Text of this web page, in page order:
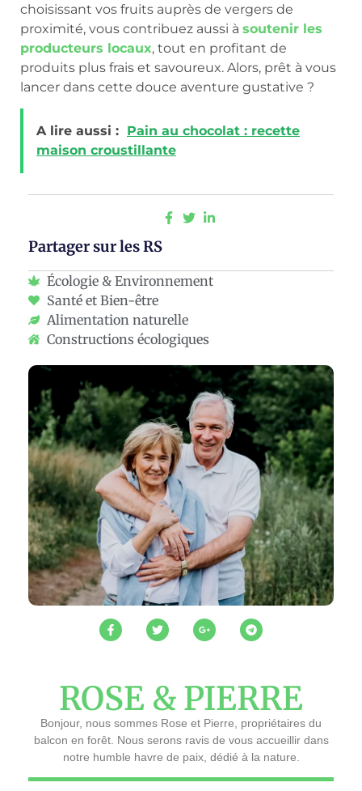
choisissant vos fruits auprès de vergers de
proximité, vous contribuez aussi à soutenir les
producteurs locaux, tout en profitant de
produits plus frais et savoureux. Alors, prêt à vous
lancer dans cette douce aventure gustative ?
A lire aussi : Pain au chocolat : recette
maison croustillante
Partager sur les RS
Écologie & Environnement
Santé et Bien-être
Alimentation naturelle
Constructions écologiques
ROSE & PIERRE
Bonjour, nous sommes Rose et Pierre, propriétaires du
balcon en forêt. Nous serons ravis de vous accueillir dans
notre humble havre de paix, dédié à la nature.